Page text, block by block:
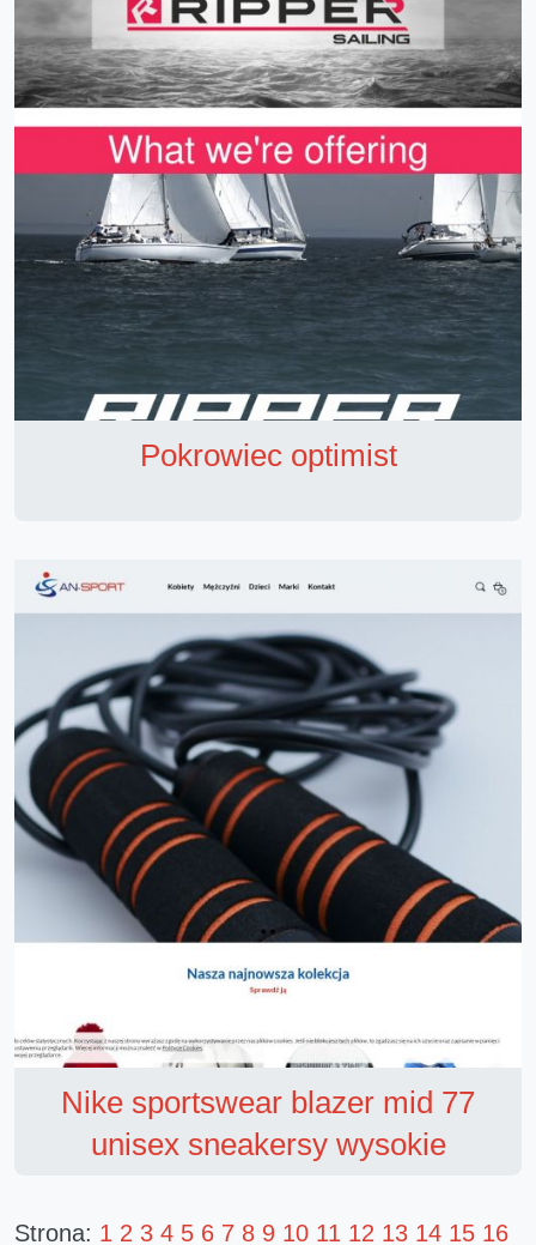
Pokrowiec optimist
Nike sportswear blazer mid 77
unisex sneakersy wysokie
Strona: 1 2 3 4 5 6 7 8 9 10 11 12 13 14 15 16